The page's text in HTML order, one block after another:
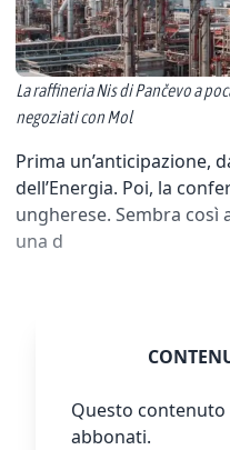
La raffineria Nis di Pančevo a
negoziati con Mol
Prima un’anticipazione,
dell’Energia. Poi, la
ungherese. Sembra così
una d
Questo
abbonati.